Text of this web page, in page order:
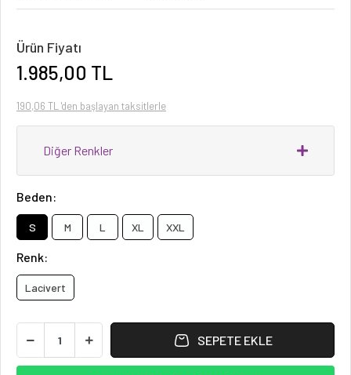
Ürün Fiyatı
1.985,00 TL
190,06 TL 'den başlayan taksitlerle
Diğer Renkler
Beden:
S M L XL XXL
Renk:
Lacivert
SEPETE EKLE